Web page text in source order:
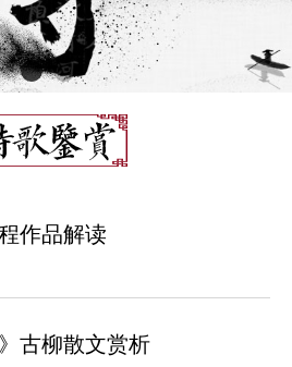
作品解读
古柳散文赏析